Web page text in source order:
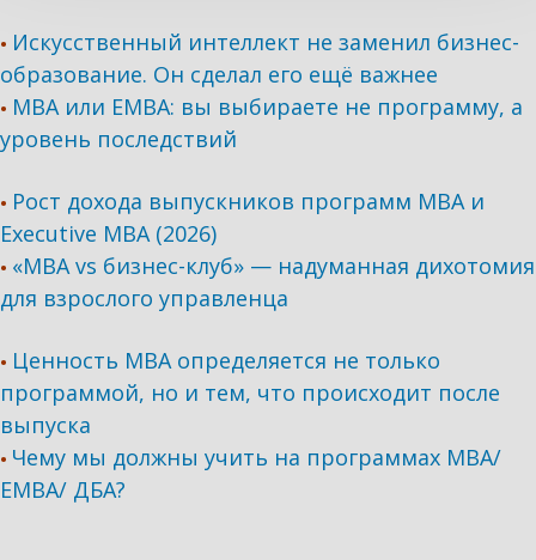
• Искусственный интеллект не заменил бизнес-
образование. Он сделал его ещё важнее
• MBA или EMBA: вы выбираете не программу, а
уровень последствий
• Рост дохода выпускников программ МВА и
Executive MBA (2026)
• «MBA vs бизнес-клуб» — надуманная дихотомия
для взрослого управленца
• Ценность MBA определяется не только
программой, но и тем, что происходит после
выпуска
• Чему мы должны учить на программах МВА/
ЕМВА/ ДБА?